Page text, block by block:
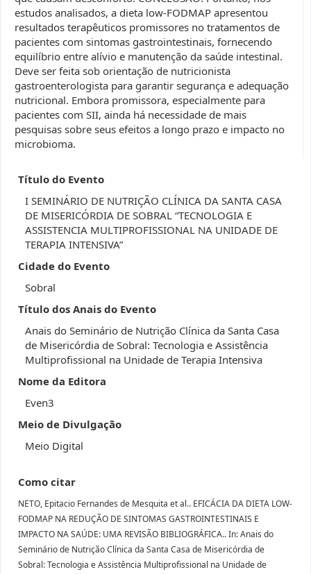
estudos analisados, a dieta low-FODMAP apresentou
resultados terapêuticos promissores no tratamentos de
pacientes com sintomas gastrointestinais, fornecendo
equilíbrio entre alívio e manutenção da saúde intestinal.
Deve ser feita sob orientação de nutricionista
gastroenterologista para garantir segurança e adequação
nutricional. Embora promissora, especialmente para
pacientes com SII, ainda há necessidade de mais
pesquisas sobre seus efeitos a longo prazo e impacto no
microbioma.
Título do Evento
I SEMINÁRIO DE NUTRIÇÃO CLÍNICA DA SANTA CASA
DE MISERICÓRDIA DE SOBRAL “TECNOLOGIA E
ASSISTENCIA MULTIPROFISSIONAL NA UNIDADE DE
TERAPIA INTENSIVA”
Cidade do Evento
Sobral
Título dos Anais do Evento
Anais do Seminário de Nutrição Clínica da Santa Casa
de Misericórdia de Sobral: Tecnologia e Assistência
Multiprofissional na Unidade de Terapia Intensiva
Nome da Editora
Even3
Meio de Divulgação
Meio Digital
Como citar
NETO, Epitacio Fernandes de Mesquita et al.. EFICÁCIA DA DIETA LOW-
FODMAP NA REDUÇÃO DE SINTOMAS GASTROINTESTINAIS E
IMPACTO NA SAÚDE: UMA REVISÃO BIBLIOGRÁFICA.. In: Anais do
Seminário de Nutrição Clínica da Santa Casa de Misericórdia de
Sobral: Tecnologia e Assistência Multiprofissional na Unidade de